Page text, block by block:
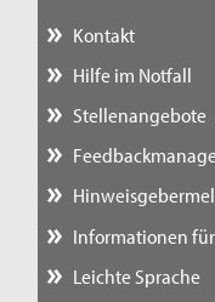
Kontakt
Hilfe im Notfall
Stellenangebote
Informationen
Leichte Sprache